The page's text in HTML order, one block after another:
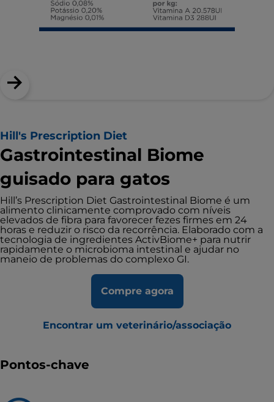
Hill's Prescription Diet
Gastrointestinal Biome
guisado para gatos
Hill’s Prescription Diet Gastrointestinal Biome é um
alimento clinicamente comprovado com níveis
elevados de fibra para favorecer fezes firmes em 24
horas e reduzir o risco da recorrência. Elaborado com a
tecnologia de ingredientes ActivBiome+ para nutrir
rapidamente o microbioma intestinal e ajudar no
maneio de problemas do complexo GI.
Compre agora
Encontrar um veterinário/associação
Pontos-chave